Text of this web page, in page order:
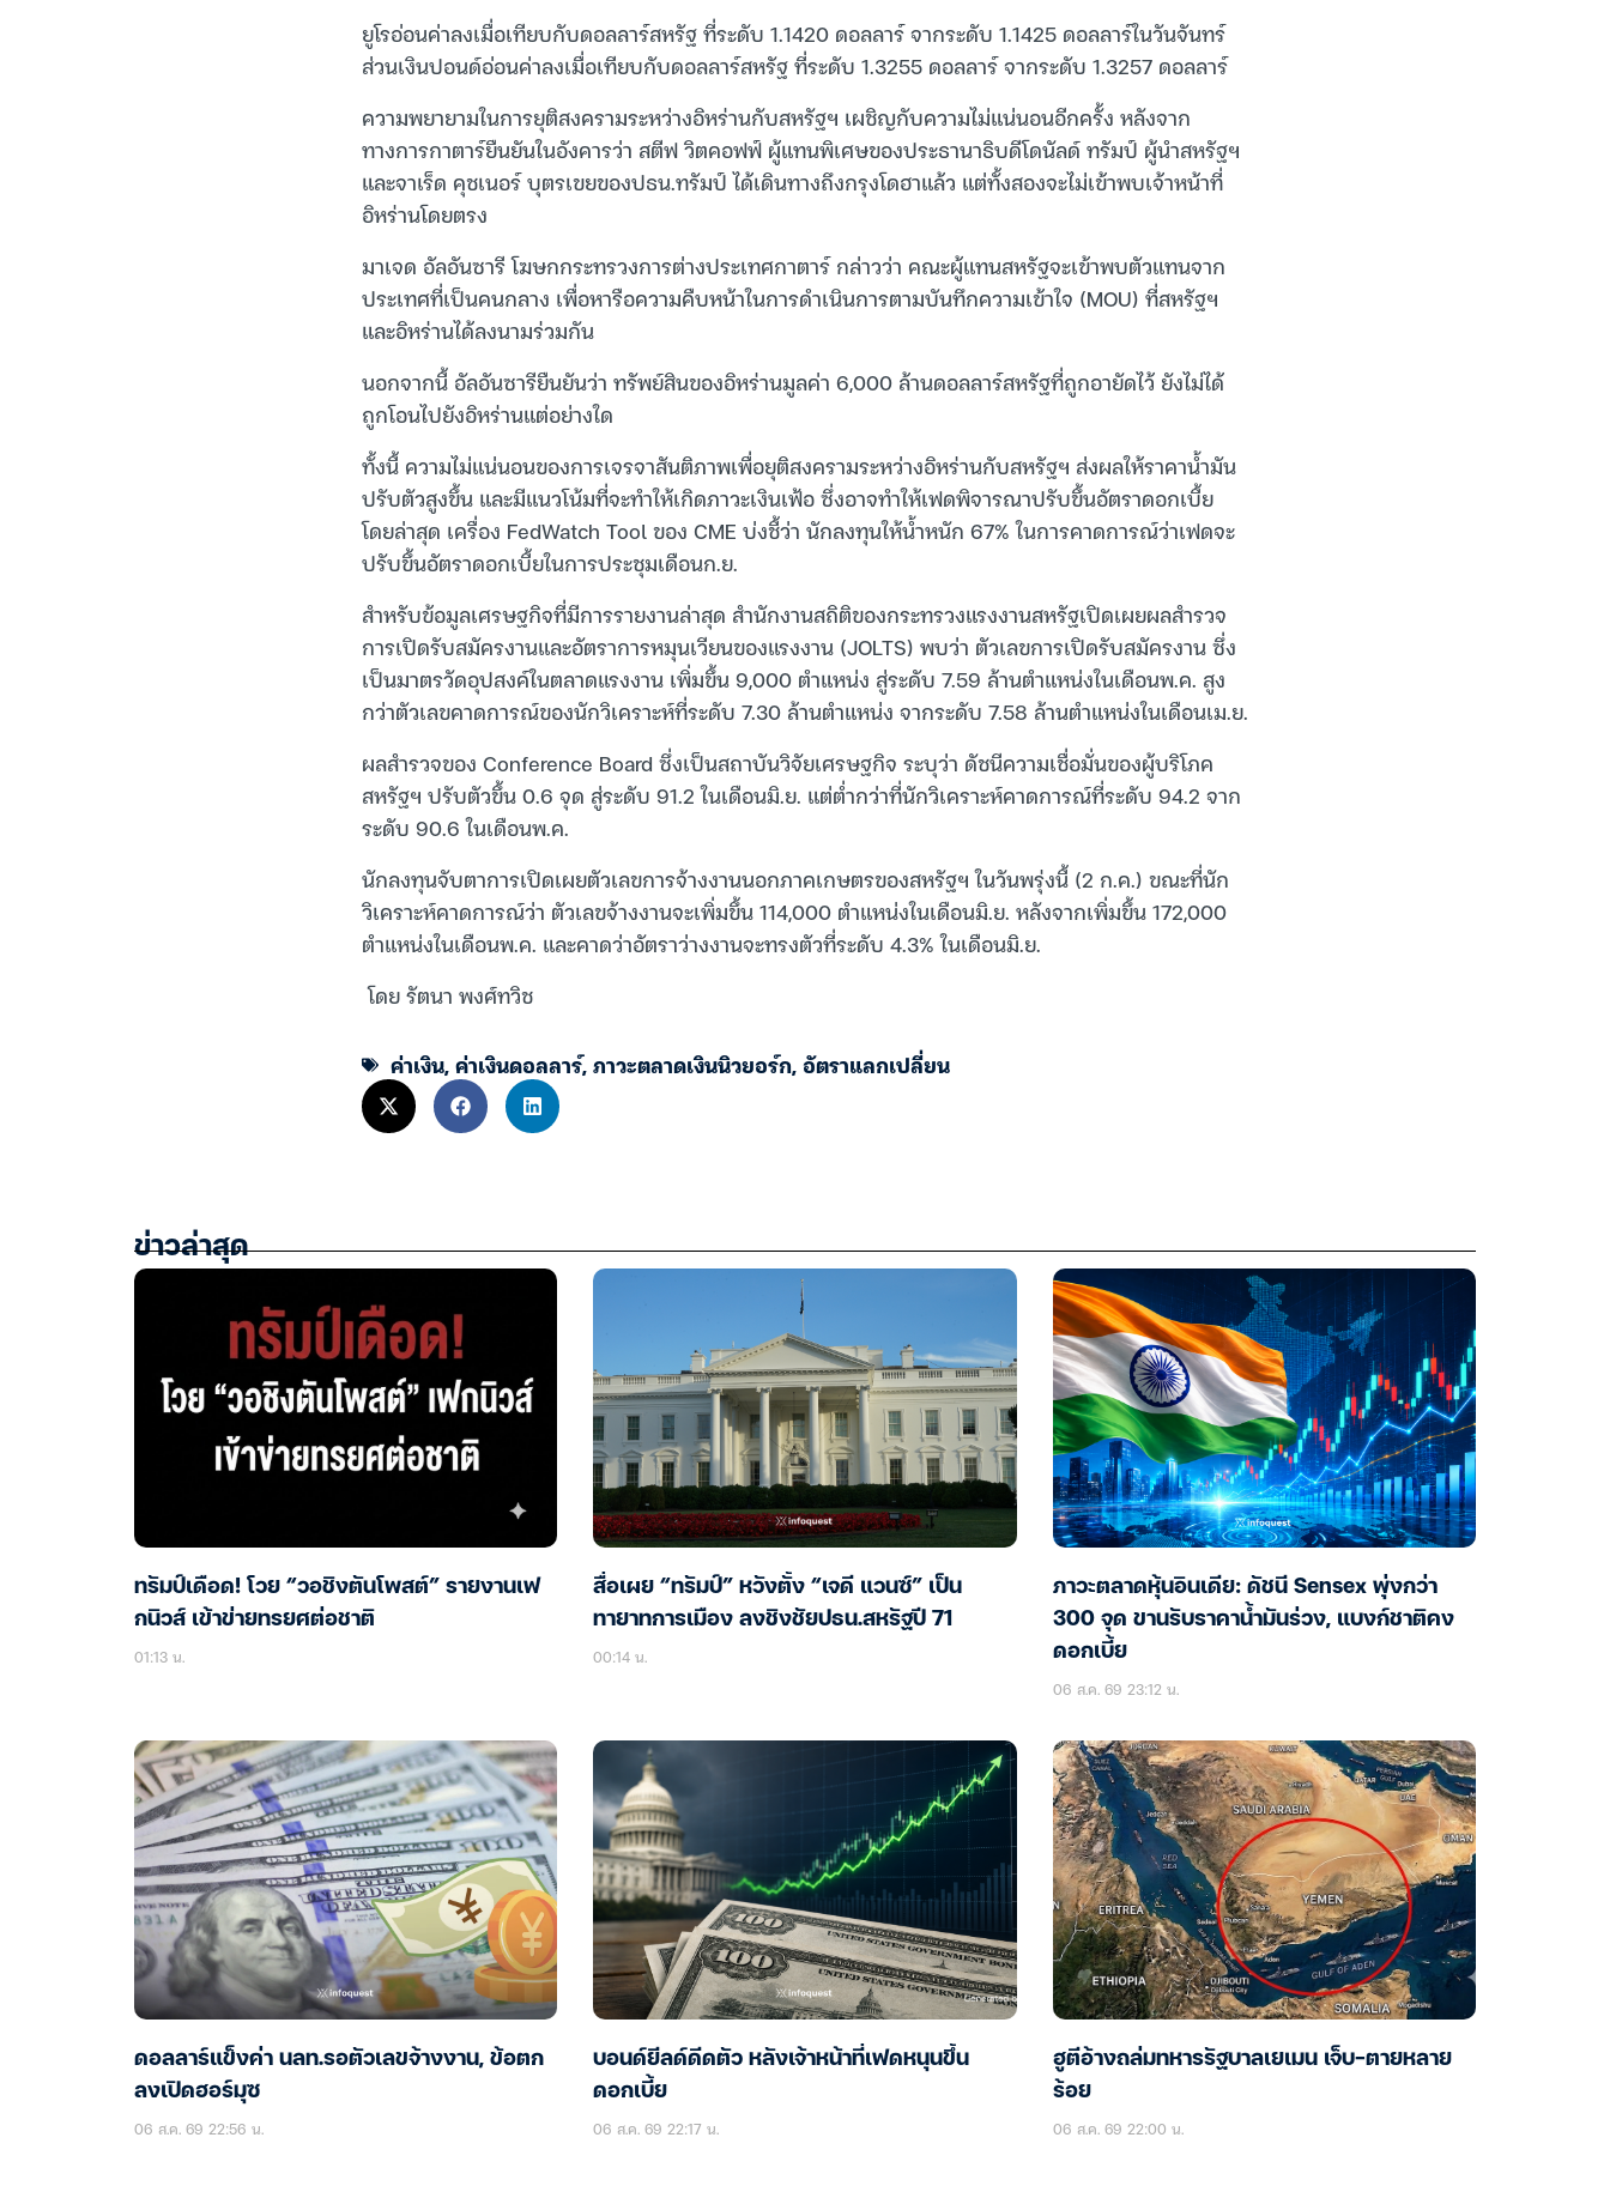
ยูโรอ่อนค่าลงเมื่อเทียบกับดอลลาร์สหรัฐ ที่ระดับ 1.1420 ดอลลาร์ จากระดับ 1.1425 ดอลลาร์ในวันจันทร์
ส่วนเงินปอนด์อ่อนค่าลงเมื่อเทียบกับดอลลาร์สหรัฐ ที่ระดับ 1.3255 ดอลลาร์ จากระดับ 1.3257 ดอลลาร์
ความพยายามในการยุติสงครามระหว่างอิหร่านกับสหรัฐฯ เผชิญกับความไม่แน่นอนอีกครั้ง หลังจาก
ทางการกาตาร์ยืนยันในอังคารว่า สตีฟ วิตคอฟฟ์ ผู้แทนพิเศษของประธานาธิบดีโดนัลด์ ทรัมป์ ผู้นำสหรัฐฯ
และจาเร็ด คุชเนอร์ บุตรเขยของปธน.ทรัมป์ ได้เดินทางถึงกรุงโดฮาแล้ว แต่ทั้งสองจะไม่เข้าพบเจ้าหน้าที่
อิหร่านโดยตรง
มาเจด อัลอันซารี โฆษกกระทรวงการต่างประเทศกาตาร์ กล่าวว่า คณะผู้แทนสหรัฐจะเข้าพบตัวแทนจาก
ประเทศที่เป็นคนกลาง เพื่อหารือความคืบหน้าในการดำเนินการตามบันทึกความเข้าใจ (MOU) ที่สหรัฐฯ
และอิหร่านได้ลงนามร่วมกัน
นอกจากนี้ อัลอันซารียืนยันว่า ทรัพย์สินของอิหร่านมูลค่า 6,000 ล้านดอลลาร์สหรัฐที่ถูกอายัดไว้ ยังไม่ได้
ถูกโอนไปยังอิหร่านแต่อย่างใด
ทั้งนี้ ความไม่แน่นอนของการเจรจาสันติภาพเพื่อยุติสงครามระหว่างอิหร่านกับสหรัฐฯ ส่งผลให้ราคาน้ำมัน
ปรับตัวสูงขึ้น และมีแนวโน้มที่จะทำให้เกิดภาวะเงินเฟ้อ ซึ่งอาจทำให้เฟดพิจารณาปรับขึ้นอัตราดอกเบี้ย
โดยล่าสุด เครื่อง FedWatch Tool ของ CME บ่งชี้ว่า นักลงทุนให้น้ำหนัก 67% ในการคาดการณ์ว่าเฟดจะ
ปรับขึ้นอัตราดอกเบี้ยในการประชุมเดือนก.ย.
สำหรับข้อมูลเศรษฐกิจที่มีการรายงานล่าสุด สำนักงานสถิติของกระทรวงแรงงานสหรัฐเปิดเผยผลสำรวจ
การเปิดรับสมัครงานและอัตราการหมุนเวียนของแรงงาน (JOLTS) พบว่า ตัวเลขการเปิดรับสมัครงาน ซึ่ง
เป็นมาตรวัดอุปสงค์ในตลาดแรงงาน เพิ่มขึ้น 9,000 ตำแหน่ง สู่ระดับ 7.59 ล้านตำแหน่งในเดือนพ.ค. สูง
กว่าตัวเลขคาดการณ์ของนักวิเคราะห์ที่ระดับ 7.30 ล้านตำแหน่ง จากระดับ 7.58 ล้านตำแหน่งในเดือนเม.ย.
ผลสำรวจของ Conference Board ซึ่งเป็นสถาบันวิจัยเศรษฐกิจ ระบุว่า ดัชนีความเชื่อมั่นของผู้บริโภค
สหรัฐฯ ปรับตัวขึ้น 0.6 จุด สู่ระดับ 91.2 ในเดือนมิ.ย. แต่ต่ำกว่าที่นักวิเคราะห์คาดการณ์ที่ระดับ 94.2 จาก
ระดับ 90.6 ในเดือนพ.ค.
นักลงทุนจับตาการเปิดเผยตัวเลขการจ้างงานนอกภาคเกษตรของสหรัฐฯ ในวันพรุ่งนี้ (2 ก.ค.) ขณะที่นัก
วิเคราะห์คาดการณ์ว่า ตัวเลขจ้างงานจะเพิ่มขึ้น 114,000 ตำแหน่งในเดือนมิ.ย. หลังจากเพิ่มขึ้น 172,000
ตำแหน่งในเดือนพ.ค. และคาดว่าอัตราว่างงานจะทรงตัวที่ระดับ 4.3% ในเดือนมิ.ย.
โดย รัตนา พงศ์ทวิช
ค่าเงิน,ค่าเงินดอลลาร์,ภาวะตลาดเงินนิวยอร์ก,อัตราแลกเปลี่ยน
ข่าวล่าสุด
ทรัมป์เดือด! โวย “วอชิงตันโพสต์” รายงานเฟ
กนิวส์ เข้าข่ายทรยศต่อชาติ
01:13 น.
สื่อเผย “ทรัมป์” หวังตั้ง “เจดี แวนซ์” เป็น
ทายาทการเมือง ลงชิงชัยปธน.สหรัฐปี 71
00:14 น.
ภาวะตลาดหุ้นอินเดีย: ดัชนี Sensex พุ่งกว่า
300 จุด ขานรับราคาน้ำมันร่วง, แบงก์ชาติคง
ดอกเบี้ย
06 ส.ค. 69 23:12 น.
ดอลลาร์แข็งค่า นลท.รอตัวเลขจ้างงาน, ข้อตก
ลงเปิดฮอร์มุซ
06 ส.ค. 69 22:56 น.
บอนด์ยีลด์ดีดตัว หลังเจ้าหน้าที่เฟดหนุนขึ้น
ดอกเบี้ย
06 ส.ค. 69 22:17 น.
ฮูตีอ้างถล่มทหารรัฐบาลเยเมน เจ็บ-ตายหลาย
ร้อย
06 ส.ค. 69 22:00 น.